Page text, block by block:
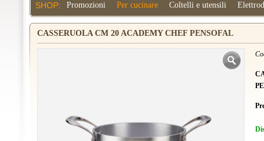
SHOP: Promozioni Per cucinare Coltelli e utensili
CASSERUOLA CM 20 ACADEMY CHEF PENSOFAL